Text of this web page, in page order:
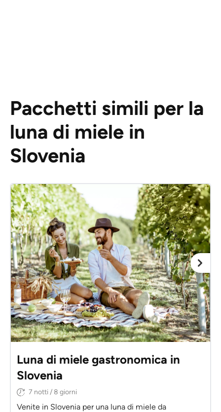
Pacchetti simili per la
luna di miele in
Slovenia
Luna di miele gastronomica in
Slovenia
7 notti / 8 giorni
Venite in Slovenia per una luna di miele da